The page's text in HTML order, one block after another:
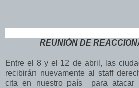
REUNIÓN DE
Entre el 8 y el 12 de abril, las
recibirán nuevamente al staff
cita en nuestro país para atacar